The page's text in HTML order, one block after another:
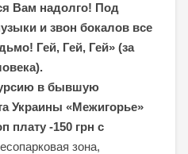
Вам надолго! Под
и звон бокалов все
Гей, Гей, Гей» (за
в бывшую
Украины «Межигорье»
плату -150 грн с
зона,